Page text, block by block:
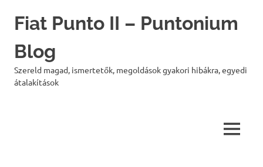
Fiat Punto II – Puntonium
Blog
Szereld magad, ismertetők, megoldások gyakori hibákra, egyedi
átalakítások
MENU